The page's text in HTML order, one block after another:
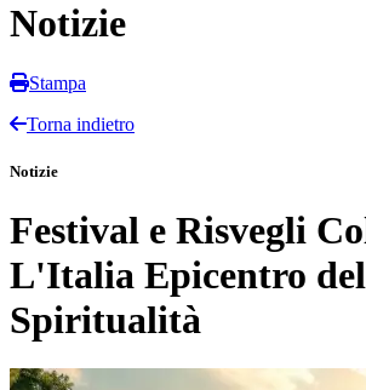
Notizie
Stampa
Torna indietro
Notizie
Festival e Risvegli
L'Italia Epicentro
Spiritualità